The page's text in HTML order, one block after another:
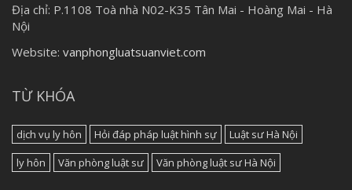
Địa chỉ: P.1108 Toà nhà N02-K35 Tân Mai - Hoàng Mai - Hà
Nội
Website: vanphongluatsuanviet.com
TỪ KHÓA
dịch vụ ly hôn Hỏi đáp pháp luật hình sự
Luật sư Hà Nội
ly hôn
Văn phòng luật sư Văn phòng luật sư Hà Nội